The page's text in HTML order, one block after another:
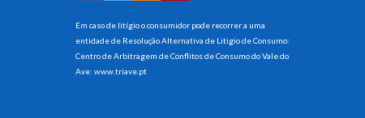
Em caso de litígio o consumidor pode recorrer a uma
entidade de Resolução Alternativa de Litigio de Consumo:
Centro de Arbitragem de Conflitos de Consumo do Vale do
Ave: www.triave.pt